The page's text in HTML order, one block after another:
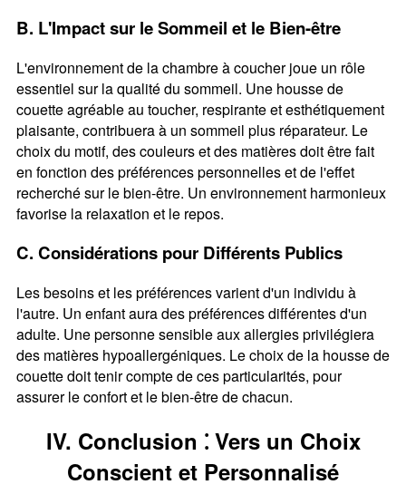
B. L'Impact sur le Sommeil et le Bien-être
L'environnement de la chambre à coucher joue un rôle
essentiel sur la qualité du sommeil. Une housse de
couette agréable au toucher, respirante et esthétiquement
plaisante, contribuera à un sommeil plus réparateur. Le
choix du motif, des couleurs et des matières doit être fait
en fonction des préférences personnelles et de l'effet
recherché sur le bien-être. Un environnement harmonieux
favorise la relaxation et le repos.
C. Considérations pour Différents Publics
Les besoins et les préférences varient d'un individu à
l'autre. Un enfant aura des préférences différentes d'un
adulte. Une personne sensible aux allergies privilégiera
des matières hypoallergéniques. Le choix de la housse de
couette doit tenir compte de ces particularités, pour
assurer le confort et le bien-être de chacun.
IV. Conclusion ⁚ Vers un Choix
Conscient et Personnalisé